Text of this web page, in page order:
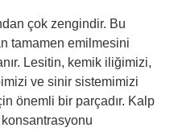
çok zengindir. Bu
tamamen emilmesini
Lesitin, kemik iliğimizi,
ve sinir sistemimizi
önemli bir parçadır. Kalp
konsantrasyonu